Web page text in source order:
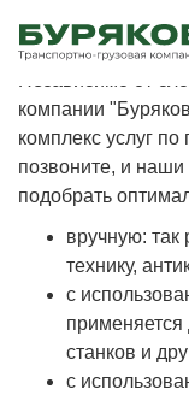
Главная Грузчики
компании
комплекс услуг по
позвоните, и
подобрать
вручную:
технику,
с
применяется
станков и
с